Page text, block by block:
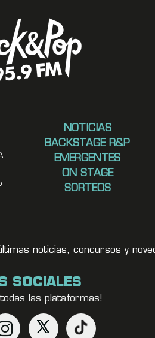
NOTICIAS
BACKSTAGE R&P
EMERGENTES
ON STAGE
SORTEOS
noticias, concursos y
SOCIALES
las plataformas!